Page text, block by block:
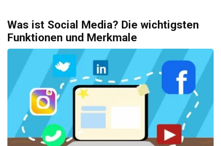
Was ist Social Media? Die wichtigsten
Funktionen und Merkmale